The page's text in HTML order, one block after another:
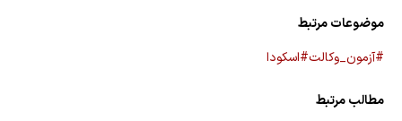
موضوعات مرتبط
#آزمون_وکالت#اسکودا
مطالب مرتبط